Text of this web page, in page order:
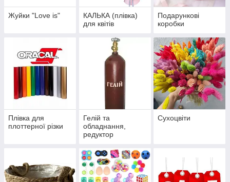
Жуйки "Love is"
КАЛЬКА (плівка)
для квітів
Подарункові
коробки
Плівка для
плоттерної різки
Гелій та
обладнання,
редуктор
Сухоцвіти